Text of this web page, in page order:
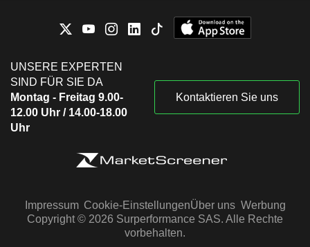
UNSERE EXPERTEN
SIND FÜR SIE DA
Montag - Freitag 9.00-
12.00 Uhr / 14.00-18.00
Uhr
Kontaktieren Sie uns
Impressum Cookie-EinstellungenÜber uns Werbung
Copyright © 2026 Surperformance SAS. Alle Rechte
vorbehalten.